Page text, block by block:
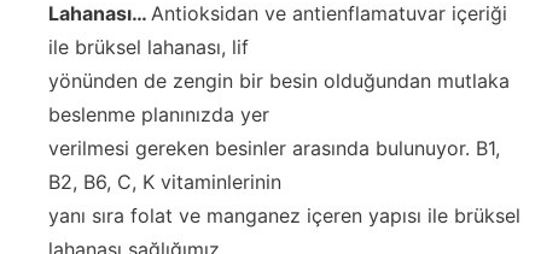
Lahanası… Antioksidan ve antienflamatuvar içeriği
ile brüksel lahanası, lif
yönünden de zengin bir besin olduğundan mutlaka
beslenme planınızda yer
verilmesi gereken besinler arasında bulunuyor. B1,
B2, B6, C, K vitaminlerinin
yanı sıra folat ve manganez içeren yapısı ile brüksel